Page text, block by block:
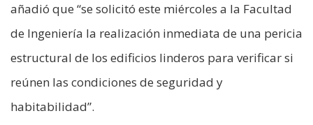
añadió que “se solicitó este miércoles a la Facultad
de Ingeniería la realización inmediata de una pericia
estructural de los edificios linderos para verificar si
reúnen las condiciones de seguridad y
habitabilidad”.